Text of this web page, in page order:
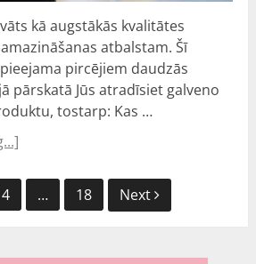
kā augstākās kvalitātes
atbalstam. Šī
pircējiem daudzās
pārskatā Jūs atradīsiet galveno
tostarp: Kas …
4 … 18 Next